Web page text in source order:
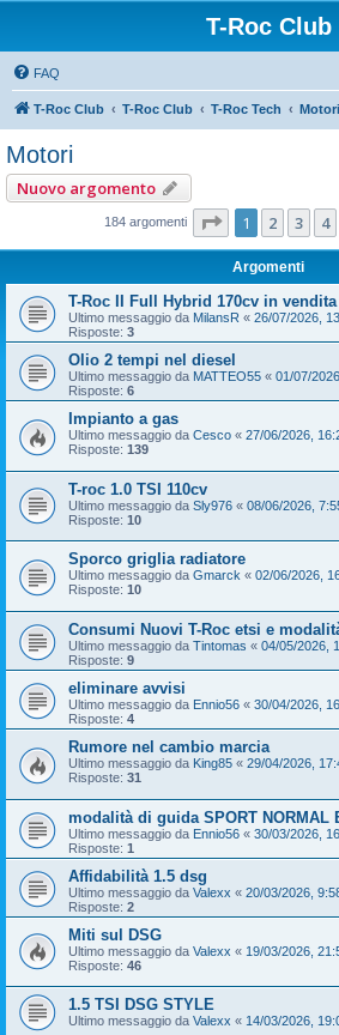
T-Roc Club
FAQ
T-Roc Club T-Roc Club T-Roc Tech Motori
Motori
Nuovo argomento
184 argomenti Pagina di
1 2 3 4
Argomenti
T-Roc II Full Hybrid 170cv in vendita
Ultimo messaggio da MilansR « 26/07/2026,
Risposte: 3
Olio 2 tempi nel diesel
Ultimo messaggio da MATTEO55 « 01/07/
Risposte: 6
Impianto a gas
Ultimo messaggio da Cesco « 27/06/2026,
Risposte: 139
T-roc 1.0 TSI 110cv
Ultimo messaggio da Sly976 « 08/06/2026,
Risposte: 10
Sporco griglia radiatore
Ultimo messaggio da Gmarck « 02/06/2026,
Risposte: 10
Consumi Nuovi T-Roc etsi e
Ultimo messaggio da Tintomas « 04/05/2026,
Risposte: 9
eliminare avvisi
Ultimo messaggio da Ennio56 « 30/04/2026,
Risposte: 4
Rumore nel cambio marcia
Ultimo messaggio da King85 « 29/04/2026,
Risposte: 31
modalità di guida SPORT NORMAL
Ultimo messaggio da Ennio56 « 30/03/2026,
Risposte: 1
Affidabilità 1.5 dsg
Ultimo messaggio da Valexx « 20/03/2026,
Risposte: 2
Miti sul DSG
Ultimo messaggio da Valexx « 19/03/2026,
Risposte: 46
1.5 TSI DSG STYLE
Ultimo messaggio da Valexx « 14/03/2026,